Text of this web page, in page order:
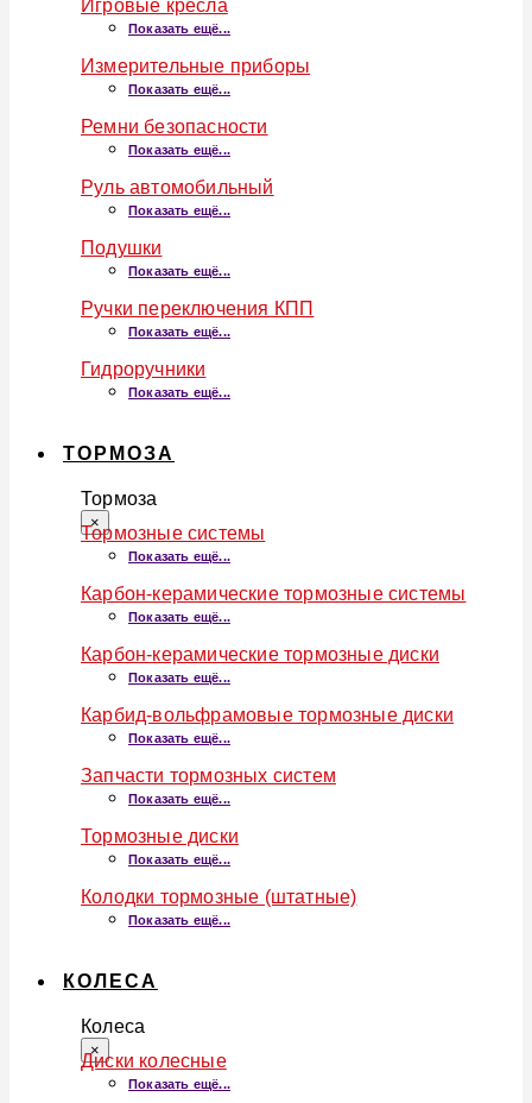
Игровые кресла
Показать ещё...
Измерительные приборы
Показать ещё...
Ремни безопасности
Показать ещё...
Руль автомобильный
Показать ещё...
Подушки
Показать ещё...
Ручки переключения КПП
Показать ещё...
Гидроручники
Показать ещё...
ТОРМОЗА
Тормоза
×
Тормозные системы
Показать ещё...
Карбон-керамические тормозные системы
Показать ещё...
Карбон-керамические тормозные диски
Показать ещё...
Карбид-вольфрамовые тормозные диски
Показать ещё...
Запчасти тормозных систем
Показать ещё...
Тормозные диски
Показать ещё...
Колодки тормозные (штатные)
Показать ещё...
КОЛЕСА
Колеса
×
Диски колесные
Показать ещё...